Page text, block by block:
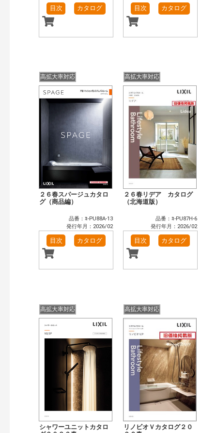
目次 カタログ 目次 カタログ
高拡大率対応
２６春スパージュカタロ
グ（商品編）
品番：ﾖ-PU88A-13
発行年月：2026/02
目次 カタログ
高拡大率対応
２６春リデア カタログ
（北海道版）
品番：ﾖ-PU87H-6
発行年月：2026/02
目次 カタログ
高拡大率対応
シャワーユニットカタロ
高拡大率対応
リノビオＶカタログ２０